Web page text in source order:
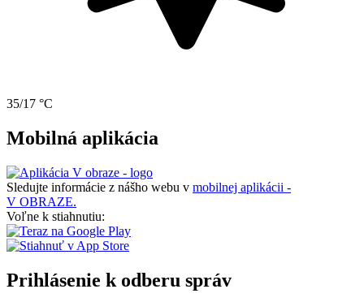
35/17 °C
Mobilná aplikácia
Sledujte informácie z nášho webu v mobilnej aplikácii -
V OBRAZE.
Voľne k stiahnutiu:
Prihlásenie k odberu správ